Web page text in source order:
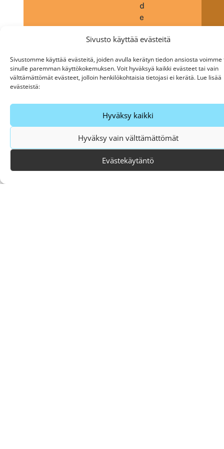
Sivusto käyttää evästeitä
Sivustomme käyttää evästeitä, joiden avulla kerätyn tiedon ansiosta
sinulle paremman käyttökokemuksen. Voit hyväksyä kaikki evästeet tai vain
välttämättömät evästeet, jolloin henkilökohtaisia tietojasi ei kerätä. Lue lisää
evästeistä:
Hyväksy kaikki
Hyväksy vain välttämättömät
Evästekäytäntö
d
e
s
s
t
a
a
l
l
a